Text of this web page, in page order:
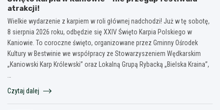
atrakcji!
Wielkie wydarzenie z karpiem w roli głównej nadchodzi! Już w tę sobotę,
8 sierpnia 2026 roku, odbędzie się XXIV Święto Karpia Polskiego w
Kaniowie. To coroczne święto, organizowane przez Gminny Ośrodek
Kultury w Bestwinie we współpracy ze Stowarzyszeniem Wędkarskim
„Kaniowski Karp Królewski” oraz Lokalną Grupą Rybacką „Bielska Kraina”,
Czytaj dalej